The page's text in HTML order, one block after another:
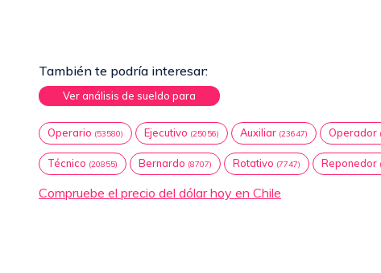
También te podría interesar:
Ver análisis de sueldo para
Operario (53580) Ejecutivo (25056) Auxiliar (23647) Operador
Técnico (20855) Bernardo (8707) Rotativo (7747) Reponedor
Compruebe el precio del dólar hoy en Chile